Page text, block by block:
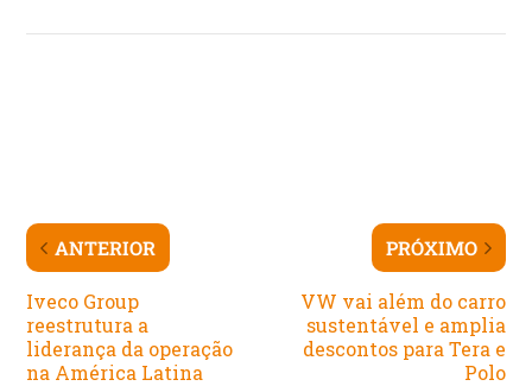
ANTERIOR
Iveco Group
reestrutura a
liderança da operação
na América Latina
PRÓXIMO
VW vai além do carro
sustentável e amplia
descontos para Tera e
Polo